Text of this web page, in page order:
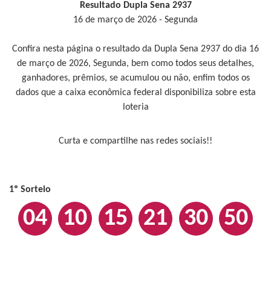
Resultado Dupla Sena 2937
16 de março de 2026 - Segunda
Confira nesta página o resultado da Dupla Sena 2937 do dia 16
de março de 2026, Segunda, bem como todos seus detalhes,
ganhadores, prêmios, se acumulou ou não, enfim todos os
dados que a caixa econômica federal disponibiliza sobre esta
loteria
Curta e compartilhe nas redes sociais!!
1º Sorteio
04 10 15 21 30 50